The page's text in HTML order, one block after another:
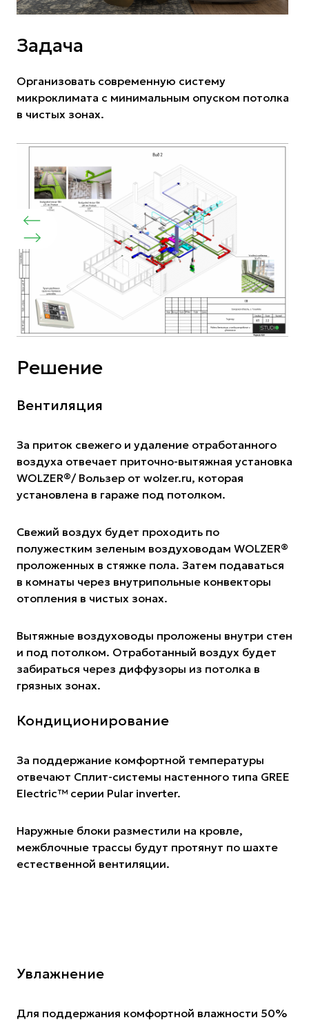
Задача
Организовать современную систему
микроклимата с минимальным опуском потолка
в чистых зонах.
Решение
Вентиляция
За приток свежего и удаление отработанного
воздуха отвечает приточно-вытяжная установка
WOLZER®️/ Вользер от wolzer.ru, которая
установлена в гараже под потолком.
Свежий воздух будет проходить по
полужестким зеленым воздуховодам WOLZER®️
проложенных в стяжке пола. Затем подаваться
в комнаты через внутрипольные конвекторы
отопления в чистых зонах.
Вытяжные воздуховоды проложены внутри стен
и под потолком. Отработанный воздух будет
забираться через диффузоры из потолка в
грязных зонах.
Кондиционирование
За поддержание комфортной температуры
отвечают Сплит-системы настенного типа GREE
Electric™️ серии Pular inverter.
Наружные блоки разместили на кровле,
межблочные трассы будут протянут по шахте
естественной вентиляции.
Увлажнение
Для поддержания комфортной влажности 50%